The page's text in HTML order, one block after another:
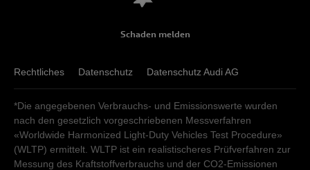
Schaden melden
Rechtliches Datenschutz Datenschutz Audi AG
*Die angegebenen Verbrauchs- und Emissionswerte wurden
nach den gesetzlich vorgeschriebenen Messverfahren
«Worldwide Harmonized Light-Duty Vehicles Test Procedure»
(WLTP) ermittelt. WLTP ist ein realistischeres Prüfverfahren zur
Messung des Kraftstoffverbrauchs und der CO2-Emissionen